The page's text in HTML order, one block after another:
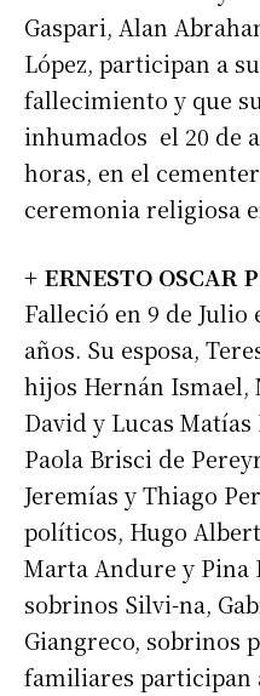
Gaspari, Alan
López, participan a
fallecimiento y que
inhumados el 20 de
horas, en el
ceremonia religiosa
+ ERNESTO OSCAR
Falleció en 9 de Julio
años. Su esposa,
hijos Hernán Ismael,
David y Lucas
Paola Brisci de
Jeremías y Thiago
políticos, Hugo
Marta Andure y Pina
sobrinos Silvi-na,
Giangreco, sobrinos
familiares participan